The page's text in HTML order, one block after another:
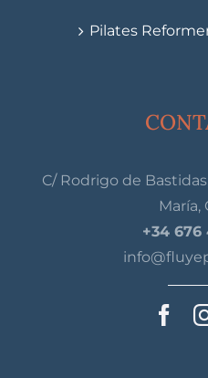
Pilates
C/ Rodrigo de
María,
+34 676